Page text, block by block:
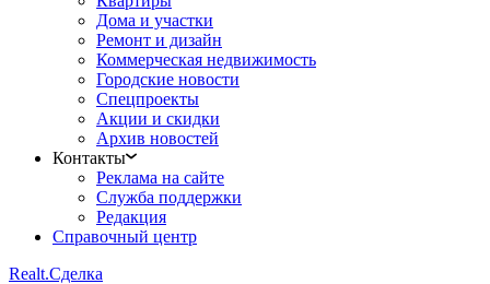
Дома и участки
Ремонт и дизайн
Коммерческая недвижимость
Городские новости
Спецпроекты
Акции и скидки
Архив новостей
Контакты
Реклама на сайте
Служба поддержки
Редакция
Справочный центр
Realt.Сделка